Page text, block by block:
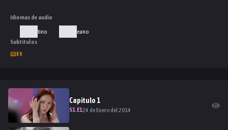
Idiomas de audio
Latino
Coreano
Subtítulos
ES
Capitulo 1
S1.E124 de Enero del 2014